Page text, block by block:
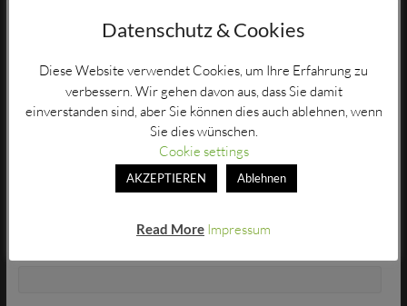
E-Mail-Adresse*
Datenschutz & Cookies
Diese Website verwendet Cookies, um Ihre Erfahrung zu
verbessern. Wir gehen davon aus, dass Sie damit
einverstanden sind, aber Sie können dies auch ablehnen, wenn
Sie dies wünschen.
Cookie settings
AKZEPTIEREN Ablehnen
Read More Impressum